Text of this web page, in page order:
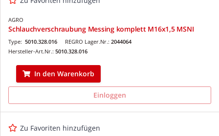
AGRO
Schlauchverschraubung Messing komplett M16x1,5 MSNI
REGRO Lager.Nr.: 2044064
Type: 5010.328.016
Hersteller-Art.Nr.: 5010.328.016
In den Warenkorb
Einloggen
Zu Favoriten hinzufügen